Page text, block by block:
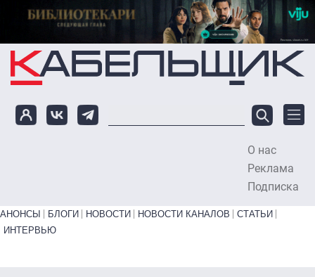
Перейти к основному содержанию
О нас
Реклама
Подписка
Primary links bottom
АНОНСЫ БЛОГИ НОВОСТИ НОВОСТИ КАНАЛОВ
СТАТЬИ
ИНТЕРВЬЮ